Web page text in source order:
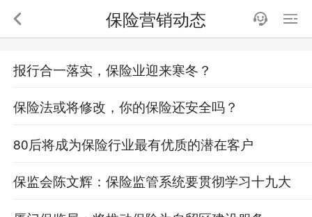
保险营销动态
报行合一落实，保险业迎来寒冬？
保险法或将修改，你的保险还安全吗？
80后将成为保险行业最有优质的潜在客户
保监会陈文辉：保险监管系统要贯彻学习十九大